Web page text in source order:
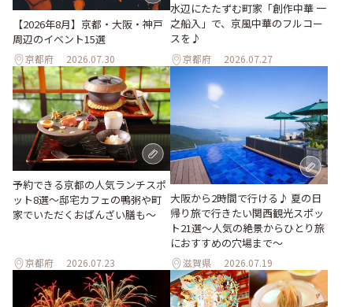
【2026年8月】京都・大阪・神戸
周辺のイベント15選
京都府 2026.07.30
水辺にたたずむ町家「創作中華 一
之船入」で、京風中華のフルコー
スを♪
京都府 2026.07.27
予約できる京都の人気ランチスポ
ット8選～邸宅カフェの鴨粥や町
家でいただくおばんざい膳も～
京都府 2026.07.23
大阪から2時間で行ける♪ 夏の日
帰り旅で行きたい関西観光スポッ
ト21選～人気の絶景からひとり旅
におすすめの穴場まで～
滋賀県 2026.07.19